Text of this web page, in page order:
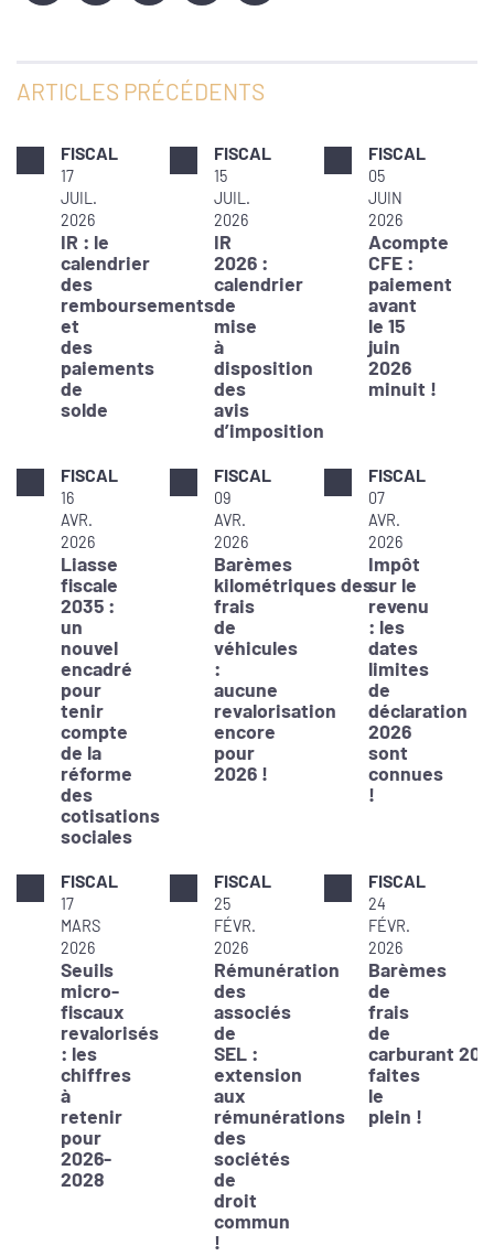
ARTICLES PRÉCÉDENTS
FISCAL
17
JUIL.
2026
IR : le
calendrier
des
remboursements
et
des
paiements
de
solde
FISCAL
15
JUIL.
2026
IR
2026 :
calendrier
de
mise
à
disposition
des
avis
d’imposition
FISCAL
05
JUIN
2026
Acompte
CFE :
paiement
avant
le 15
juin
2026
minuit !
FISCAL
16
AVR.
2026
Liasse
fiscale
2035 :
un
nouvel
encadré
pour
tenir
compte
de la
réforme
des
cotisations
sociales
FISCAL
09
AVR.
2026
Barèmes
kilométriques des
frais
de
véhicules
:
aucune
revalorisation
encore
pour
2026 !
FISCAL
07
AVR.
2026
Impôt
sur le
revenu
: les
dates
limites
de
déclaration
2026
sont
connues
!
FISCAL
17
MARS
2026
Seuils
micro-
fiscaux
revalorisés
: les
chiffres
à
retenir
pour
2026-
2028
FISCAL
25
FÉVR.
2026
Rémunération
des
associés
de
SEL :
extension
aux
rémunérations
des
sociétés
de
droit
commun
!
FISCAL
24
FÉVR.
2026
Barèmes
de
frais
de
carburant
faites
le
plein !